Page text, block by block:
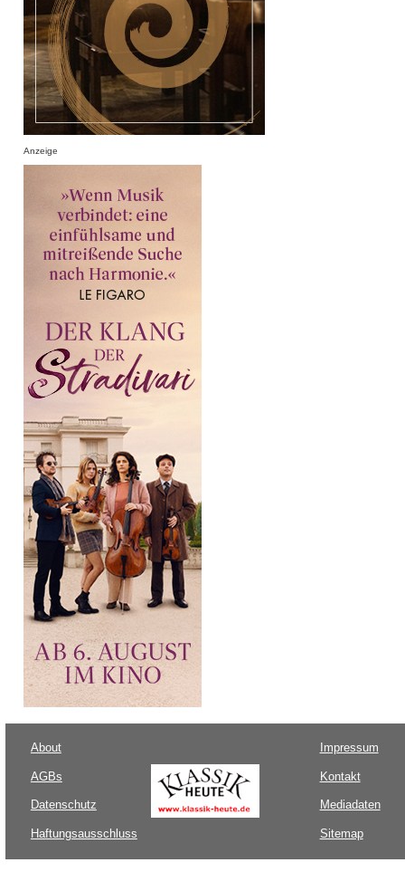
Anzeige
About
AGBs
Datenschutz
Haftungsausschluss
Impressum
Kontakt
Mediadaten
Sitemap